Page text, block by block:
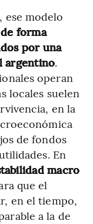
ese modelo
forma
por una
argentino.
operan
locales suelen
en la
de fondos
En
macro
que el
en el tiempo,
a la de